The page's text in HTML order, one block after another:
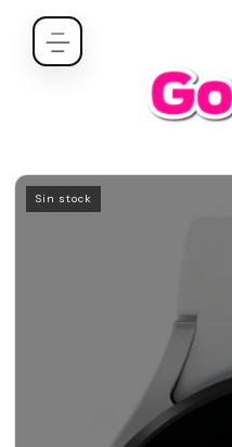
Sin stock